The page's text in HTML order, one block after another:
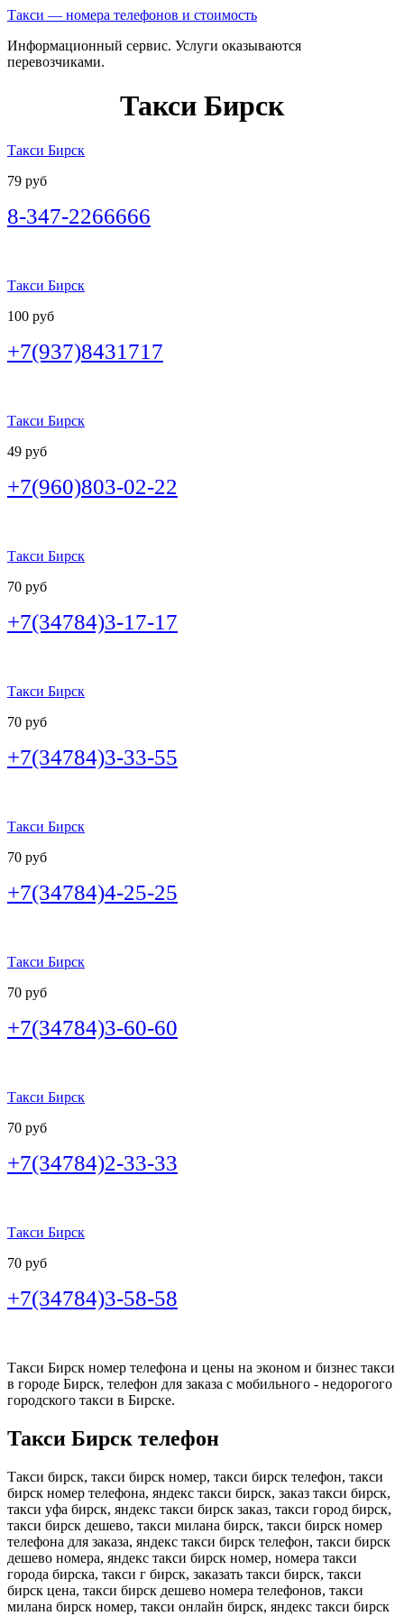
Такси — номера телефонов и стоимость
Информационный сервис. Услуги оказываются
перевозчиками.
Такси Бирск
Такси Бирск
79 руб
8-347-2266666
Такси Бирск
100 руб
+7(937)8431717
Такси Бирск
49 руб
+7(960)803-02-22
Такси Бирск
70 руб
+7(34784)3-17-17
Такси Бирск
70 руб
+7(34784)3-33-55
Такси Бирск
70 руб
+7(34784)4-25-25
Такси Бирск
70 руб
+7(34784)3-60-60
Такси Бирск
70 руб
+7(34784)2-33-33
Такси Бирск
70 руб
+7(34784)3-58-58
Такси Бирск номер телефона и цены на эконом и бизнес такси
в городе Бирск, телефон для заказа с мобильного - недорогого
городского такси в Бирске.
Такси Бирск телефон
Такси бирск, такси бирск номер, такси бирск телефон, такси
бирск номер телефона, яндекс такси бирск, заказ такси бирск,
такси уфа бирск, яндекс такси бирск заказ, такси город бирск,
такси бирск дешево, такси милана бирск, такси бирск номер
телефона для заказа, яндекс такси бирск телефон, такси бирск
дешево номера, яндекс такси бирск номер, номера такси
города бирска, такси г бирск, заказать такси бирск, такси
бирск цена, такси бирск дешево номера телефонов, такси
милана бирск номер, такси онлайн бирск, яндекс такси бирск